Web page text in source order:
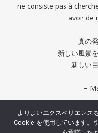
ne consiste pas à
avoir de
真の
新しい風景
新しい
−
よりよいエクスペリエンス
Cookie を使用しています。